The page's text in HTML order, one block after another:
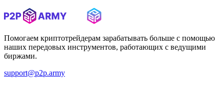
Помогаем криптотрейдерам зарабатывать больше с помощью
наших передовых инструментов, работающих с ведущими
биржами.
support@p2p.army